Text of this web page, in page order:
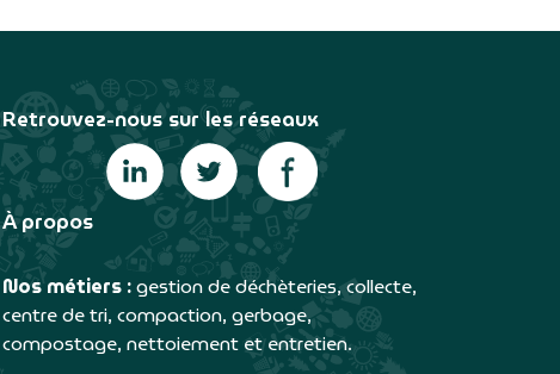
Retrouvez-nous sur les réseaux
À propos
Nos métiers :gestion de déchèteries, collecte,
centre de tri, compaction, gerbage,
compostage, nettoiement et entretien.